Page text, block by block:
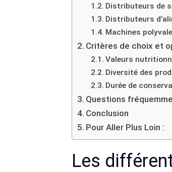
Distributeurs de
Distributeurs
Machines
Critères de choix et
Valeurs
Diversité des
Durée de
Questions
Conclusion
Pour Aller Plus Loin :
Les